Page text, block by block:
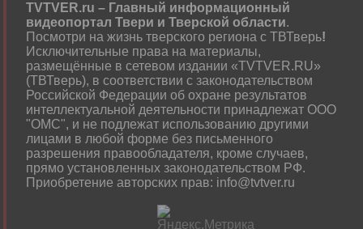
TVTVER.ru – Главный информационный
видеопортал Твери и Тверской области.
Посмотри на жизнь тверского региона с ТВТверь!
Исключительные права на материалы,
размещённые в сетевом издании «TVTVER.RU»
(ТВТверь), в соответствии с законодательством
Российской Федерации об охране результатов
интеллектуальной деятельности принадлежат ООО
"ОМС", и не подлежат использованию другими
лицами в любой форме без письменного
разрешения правообладателя, кроме случаев,
прямо установленных законодательством РФ.
Приобретение авторских прав: info@tvtver.ru